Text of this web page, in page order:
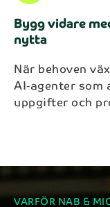
Bygg vidare
nytta
När behoven
AI‑agenter
uppgifter och
VARFÖR NAB &